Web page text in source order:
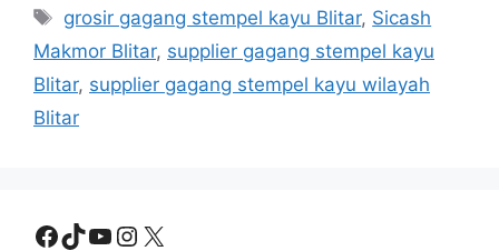
Tags
grosir gagang stempel kayu Blitar, Sicash
Makmor Blitar, supplier gagang stempel kayu
Blitar, supplier gagang stempel kayu wilayah
Blitar
Facebook
TikTok
YouTube
Instagram
X